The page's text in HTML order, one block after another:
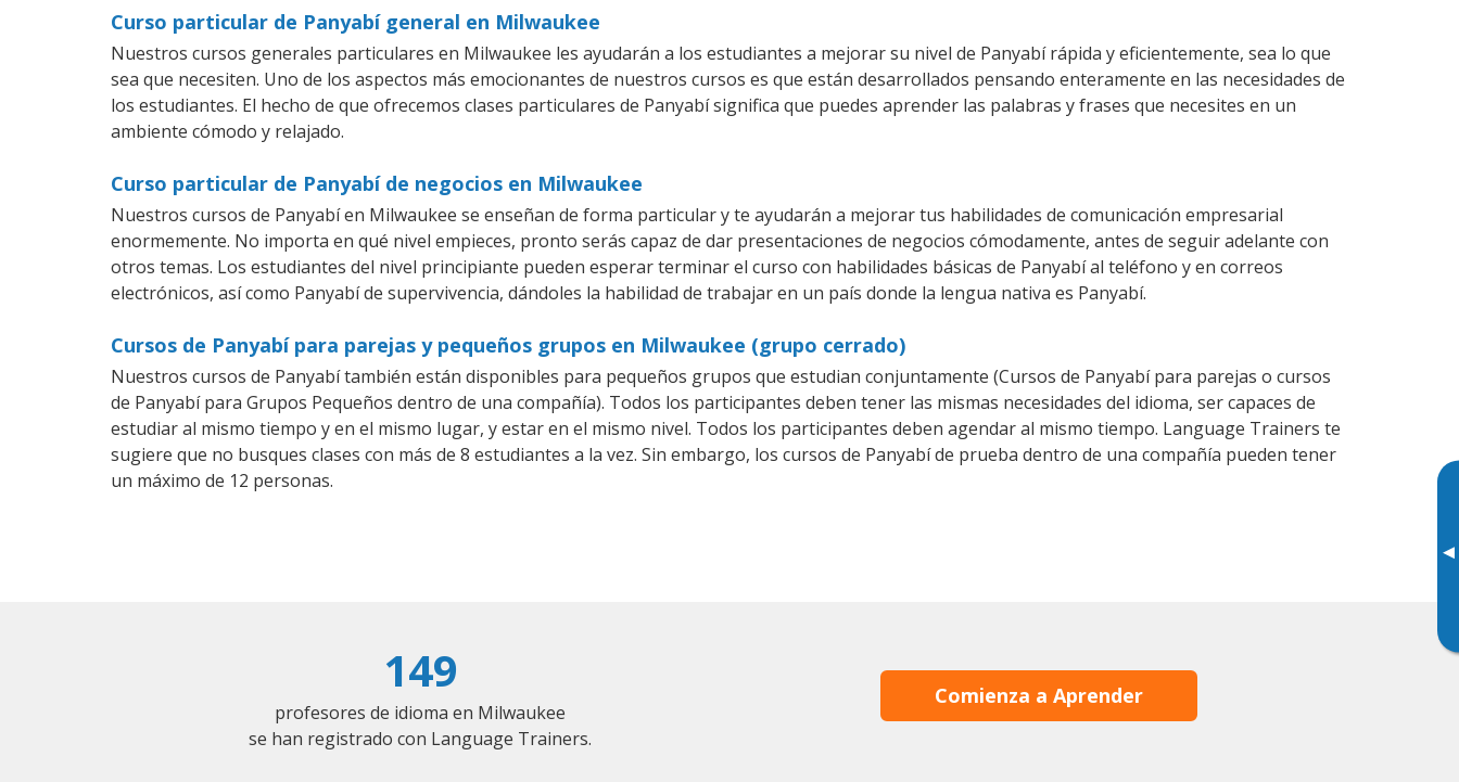
▸
Curso particular de Panyabí general en Milwaukee
Nuestros cursos generales particulares en Milwaukee les ayudarán a los estudiantes a mejorar su nivel de Panyabí rápida y eficientemente, sea lo que
sea que necesiten. Uno de los aspectos más emocionantes de nuestros cursos es que están desarrollados pensando enteramente en las necesidades de
los estudiantes. El hecho de que ofrecemos clases particulares de Panyabí significa que puedes aprender las palabras y frases que necesites en un
ambiente cómodo y relajado.
Curso particular de Panyabí de negocios en Milwaukee
Nuestros cursos de Panyabí en Milwaukee se enseñan de forma particular y te ayudarán a mejorar tus habilidades de comunicación empresarial
enormemente. No importa en qué nivel empieces, pronto serás capaz de dar presentaciones de negocios cómodamente, antes de seguir adelante con
otros temas. Los estudiantes del nivel principiante pueden esperar terminar el curso con habilidades básicas de Panyabí al teléfono y en correos
electrónicos, así como Panyabí de supervivencia, dándoles la habilidad de trabajar en un país donde la lengua nativa es Panyabí.
Cursos de Panyabí para parejas y pequeños grupos en Milwaukee (grupo cerrado)
Nuestros cursos de Panyabí también están disponibles para pequeños grupos que estudian conjuntamente (Cursos de Panyabí para parejas o cursos
de Panyabí para Grupos Pequeños dentro de una compañía). Todos los participantes deben tener las mismas necesidades del idioma, ser capaces de
estudiar al mismo tiempo y en el mismo lugar, y estar en el mismo nivel. Todos los participantes deben agendar al mismo tiempo. Language Trainers te
sugiere que no busques clases con más de 8 estudiantes a la vez. Sin embargo, los cursos de Panyabí de prueba dentro de una compañía pueden tener
un máximo de 12 personas.
149
profesores de idioma en Milwaukee
se han registrado con Language Trainers.
Comienza a Aprender